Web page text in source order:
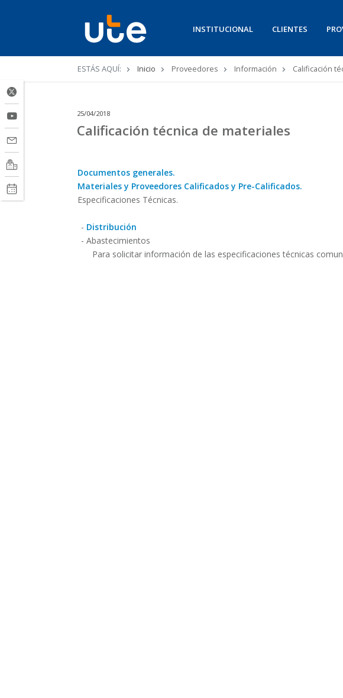
INSTITUCIONAL CLIENTES
Ruta
navegación
ESTÁS AQUÍ: Inicio Proveedores Información Calificación
25/04/2018
Calificación técnica de materiales
Documentos generales.
Materiales y Proveedores Calificados y Pre-Calificados.
Especificaciones Técnicas.
- Distribución
- Abastecimientos
Para solicitar información de las especificaciones técnicas